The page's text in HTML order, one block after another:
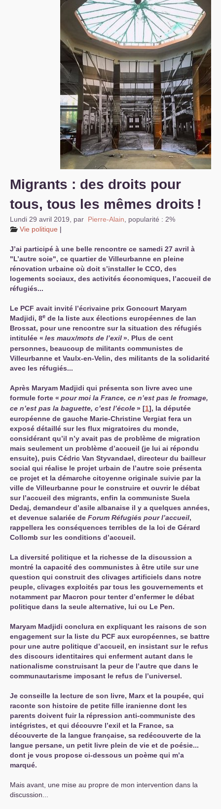
Migrants : des droits pour
tous, tous les mêmes droits !
Lundi 29 avril 2019 par Pierre-Alain
popularité : 2%
Vie politique |
J’ai participé à une belle rencontre ce samedi 27 avril à
"L’autre soie", ce quartier de Villeurbanne en pleine
rénovation urbaine où doit s’installer le CCO, des
logements sociaux, des activités économiques, l’accueil de
réfugiés...
Le PCF avait invité l’écrivaine prix Goncourt Maryam
Madjidi, 8e de la liste aux élections européennes de Ian
Brossat, pour une rencontre sur la situation des réfugiés
intitulée « les maux/mots de l’exil». Plus de cent
personnes, beaucoup de militants communistes de
Villeurbanne et Vaulx-en-Velin, des militants de la solidarité
avec les réfugiés...
Après Maryam Madjidi qui présenta son livre avec une
formule forte « pour moi la France, ce n’est pas le fromage,
ce n’est pas la baguette, c’est l’école» [1], la députée
européenne de gauche Marie-Christine Vergiat fera un
exposé détaillé sur les flux migratoires du monde,
considérant qu’il n’y avait pas de problème de migration
mais seulement un problème d’accueil (je lui ai répondu
ensuite), puis Cédric Van Styvandael, directeur du bailleur
social qui réalise le projet urbain de l’autre soie présenta
ce projet et la démarche citoyenne originale suivie par la
ville de Villeurbanne pour le construire et ouvrir le débat
sur l’accueil des migrants, enfin la communiste Suela
Dedaj, demandeur d’asile albanaise il y a quelques années,
et devenue salariée de Forum Réfugiés pour l’accueil,
rappellera les conséquences terribles de la loi de Gérard
Collomb sur les conditions d’accueil.
La diversité politique et la richesse de la discussion a
montré la capacité des communistes à être utile sur une
question qui construit des clivages artificiels dans notre
peuple, clivages exploités par tous les gouvernements et
notamment par Macron pour tenter d’enfermer le débat
politique dans la seule alternative, lui ou Le Pen.
Maryam Madjidi conclura en expliquant les raisons de son
engagement sur la liste du PCF aux européennes, se battre
pour une autre politique d’accueil, en insistant sur le refus
des discours identitaires qui enferment autant dans le
nationalisme construisant la peur de l’autre que dans le
communautarisme imposant le refus de l’universel.
Je conseille la lecture de son livre, Marx et la poupée, qui
raconte son histoire de petite fille iranienne dont les
parents doivent fuir la répression anti-communiste des
intégristes, et qui découvre l’exil et la France, sa
découverte de la langue française, sa redécouverte de la
langue persane, un petit livre plein de vie et de poésie...
dont je vous propose ci-dessous un poème qui m’a
marqué.
Mais avant, une mise au propre de mon intervention dans la
discussion...